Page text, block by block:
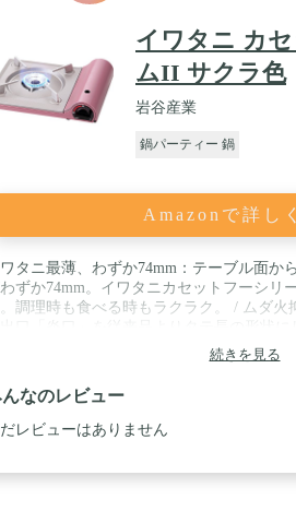
イワタニ カ
ムII サクラ色
岩谷産業
鍋パーティー 鍋
Amazonで詳し
タニ最薄、わずか74mm：テーブル面か
ずか74mm。イワタニカセットフーシリ
調理時も食べる時もラクラク。 / ムダ火
が上方向に出て外に広がりにくくなり、
ます。 / お手入れカンタン：フッ素コー
のお手入れもカンタンです。 / メーカー
奥行272×高さ84mm／商品重量：約
体] 鋼板 (静電塗装)、[トッププレート] プ
続きを見る
なのレビュー
レビューはありません